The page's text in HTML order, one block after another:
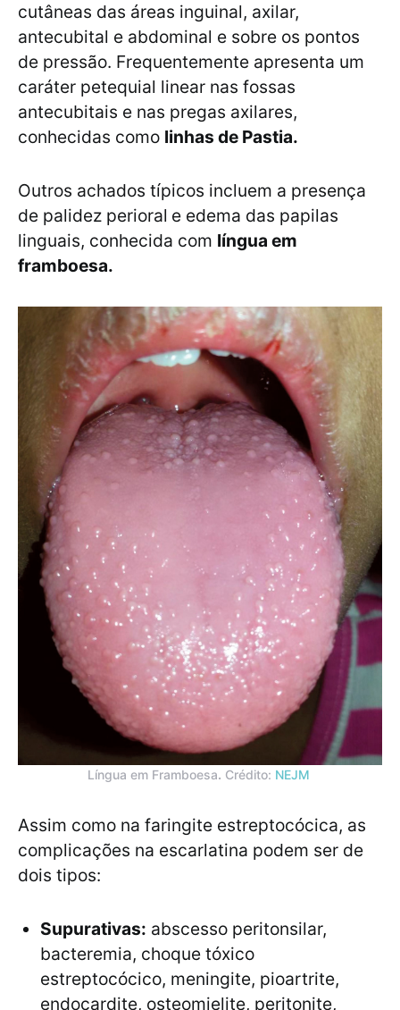
cutâneas das áreas inguinal, axilar,
antecubital e abdominal e sobre os pontos
de pressão. Frequentemente apresenta um
caráter petequial linear nas fossas
antecubitais e nas pregas axilares,
conhecidas como linhas de Pastia.
Outros achados típicos incluem a presença
de palidez perioral e edema das papilas
linguais, conhecida com língua em
framboesa.
Língua em Framboesa. Crédito: NEJM
Assim como na faringite estreptocócica, as
complicações na escarlatina podem ser de
dois tipos:
Supurativas: abscesso peritonsilar,
bacteremia, choque tóxico
estreptocócico, meningite, pioartrite,
endocardite, osteomielite, peritonite,